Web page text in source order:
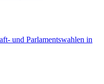
und Parlamentswahlen in